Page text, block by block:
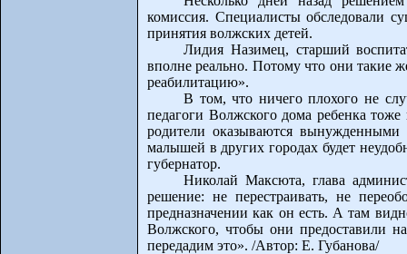
комиссия. Специалисты обследовали
принятия волжских детей.
Лидия Назимец, старший
вполне реально. Потому что они такие
реабилитацию».
В том, что ничего плохого не
педагоги Волжского дома ребенка
родители оказываются вынужденными
малышей в других городах будет
губернатор.
Николай Максюта, глава
решение: не перестраивать, не
предназначении как он есть. А там
Волжского, чтобы они предоставили
передадим это». /Автор: Е. Губанова/